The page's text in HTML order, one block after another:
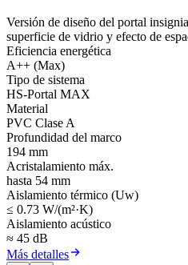
Versión de diseño del portal
superficie de vidrio y efecto de
Eficiencia energética
A++ (Max)
Tipo de sistema
HS-Portal MAX
Material
PVC Clase A
Profundidad del marco
194 mm
Acristalamiento máx.
hasta 54 mm
Aislamiento térmico (Uw)
≤ 0.73 W/(m²·K)
Aislamiento acústico
≈ 45 dB
Más detalles